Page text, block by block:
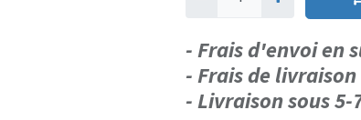
- Frais d'envoi en
- Frais de
- Livraison sous